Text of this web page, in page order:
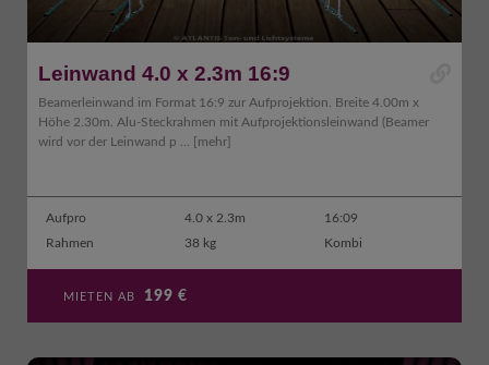
Leinwand 4.0 x 2.3m 16:9
Beamerleinwand im Format 16:9 zur Aufprojektion. Breite 4.00m x
Höhe 2.30m. Alu-Steckrahmen mit Aufprojektionsleinwand (Beamer
wird vor der Leinwand p ...
[mehr]
Aufpro 4.0 x 2.3m
16:09
Rahmen
38 kg Kombi
MIETEN AB 199 €